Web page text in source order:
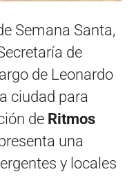
Semana Santa,
de
de Leonardo
ciudad para
de Ritmos
una
y locales